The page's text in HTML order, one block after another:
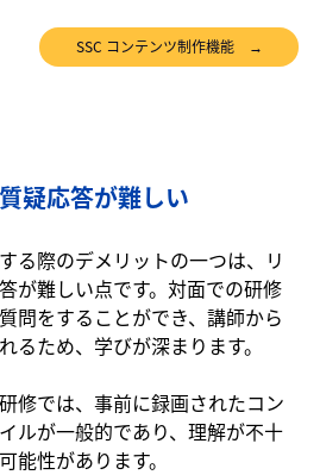
SSC コンテンツ制作機能 →
疑応答が難しい
る際のデメリットの一つは、リ
が難しい点です。対面での研修
問をすることができ、講師から
るため、学びが深まります。
修では、事前に録画されたコン
ルが一般的であり、理解が不十
能性があります。